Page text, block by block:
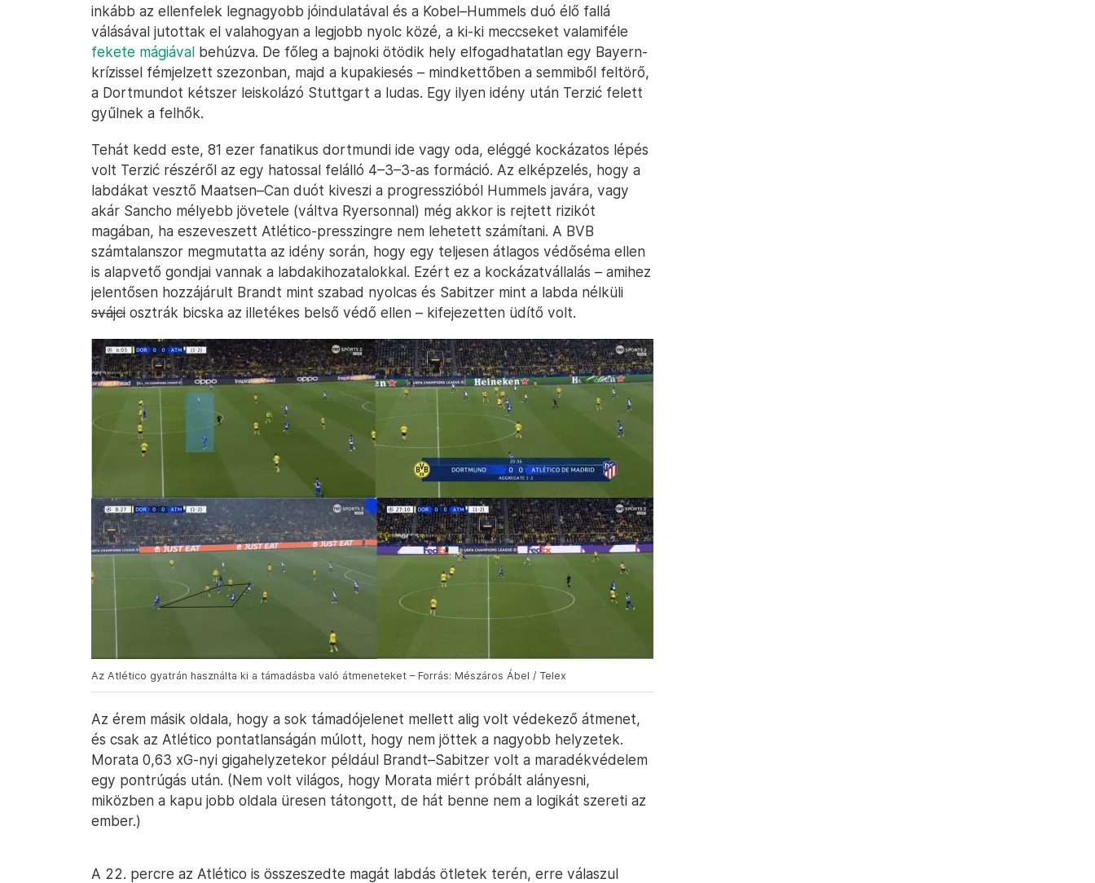
inkább az ellenfelek legnagyobb jóindulatával és a Kobel–Hummels duó élő fallá
válásával jutottak el valahogyan a legjobb nyolc közé, a ki-ki meccseket valamiféle
fekete mágiával behúzva. De főleg a bajnoki ötödik hely elfogadhatatlan egy Bayern-
krízissel fémjelzett szezonban, majd a kupakiesés – mindkettőben a semmiből feltörő,
a Dortmundot kétszer leiskolázó Stuttgart a ludas. Egy ilyen idény után Terzić felett
gyűlnek a felhők.
Tehát kedd este, 81 ezer fanatikus dortmundi ide vagy oda, eléggé kockázatos lépés
volt Terzić részéről az egy hatossal felálló 4–3–3-as formáció. Az elképzelés, hogy a
labdákat vesztő Maatsen–Can duót kiveszi a progresszióból Hummels javára, vagy
akár Sancho mélyebb jövetele (váltva Ryersonnal) még akkor is rejtett rizikót
magában, ha eszeveszett Atlético-presszingre nem lehetett számítani. A BVB
számtalanszor megmutatta az idény során, hogy egy teljesen átlagos védőséma ellen
is alapvető gondjai vannak a labdakihozatalokkal. Ezért ez a kockázatvállalás – amihez
jelentősen hozzájárult Brandt mint szabad nyolcas és Sabitzer mint a labda nélküli
svájci osztrák bicska az illetékes belső védő ellen – kifejezetten üdítő volt.
Az Atlético gyatrán használta ki a támadásba való átmeneteket – Forrás: Mészáros Ábel / Telex
Az érem másik oldala, hogy a sok támadójelenet mellett alig volt védekező átmenet,
és csak az Atlético pontatlanságán múlott, hogy nem jöttek a nagyobb helyzetek.
Morata 0,63 xG-nyi gigahelyzetekor például Brandt–Sabitzer volt a maradékvédelem
egy pontrúgás után. (Nem volt világos, hogy Morata miért próbált alányesni,
miközben a kapu jobb oldala üresen tátongott, de hát benne nem a logikát szereti az
ember.)
A 22. percre az Atlético is összeszedte magát labdás ötletek terén, erre válaszul